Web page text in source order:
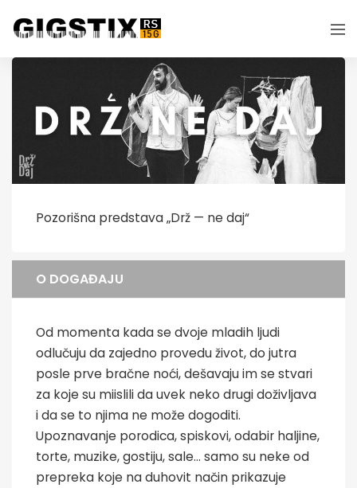
Pozorišna predstava „Drž — ne daj“
O DOGAĐAJU
Od momenta kada se dvoje mladih ljudi
odlučuju da zajedno provedu život, do jutra
posle prve bračne noći, dešavaju im se stvari
za koje su miislili da uvek neko drugi doživljava
i da se to njima ne može dogoditi.
Upoznavanje porodica, spiskovi, odabir haljine,
torte, muzike, gostiju, sale… samo su neke od
prepreka koje na duhovit način prikazuje